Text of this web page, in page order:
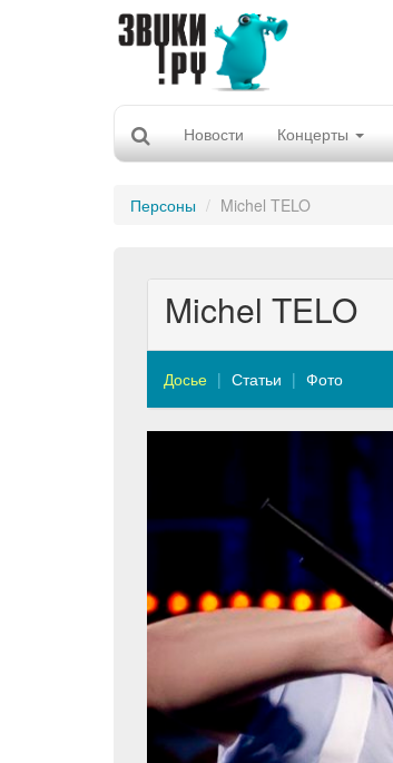
Новости Концерты
Персоны Michel TELO
Michel TELO
Досье Статьи Фото